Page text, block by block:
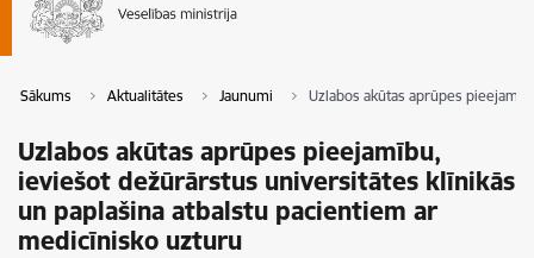
Sākums Aktualitātes Jaunumi Uzlabos akūtas aprūpes
Uzlabos akūtas aprūpes pieejamību,
ieviešot dežūrārstus universitātes klīnikās
un paplašina atbalstu pacientiem ar
medicīnisko uzturu